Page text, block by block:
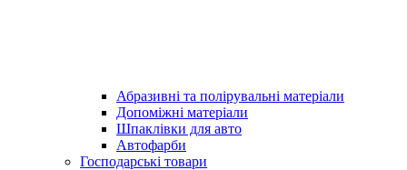
Абразивні та полірувальні матеріали
Допоміжні матеріали
Шпаклівки для авто
Автофарби
Господарські товари